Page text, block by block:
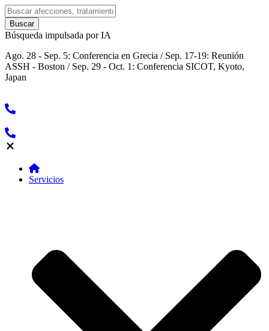
Búsqueda impulsada por IA
Ago. 28 - Sep. 5: Conferencia en Grecia / Sep. 17-19: Reunión
ASSH - Boston / Sep. 29 - Oct. 1: Conferencia SICOT, Kyoto,
Japan
Servicios